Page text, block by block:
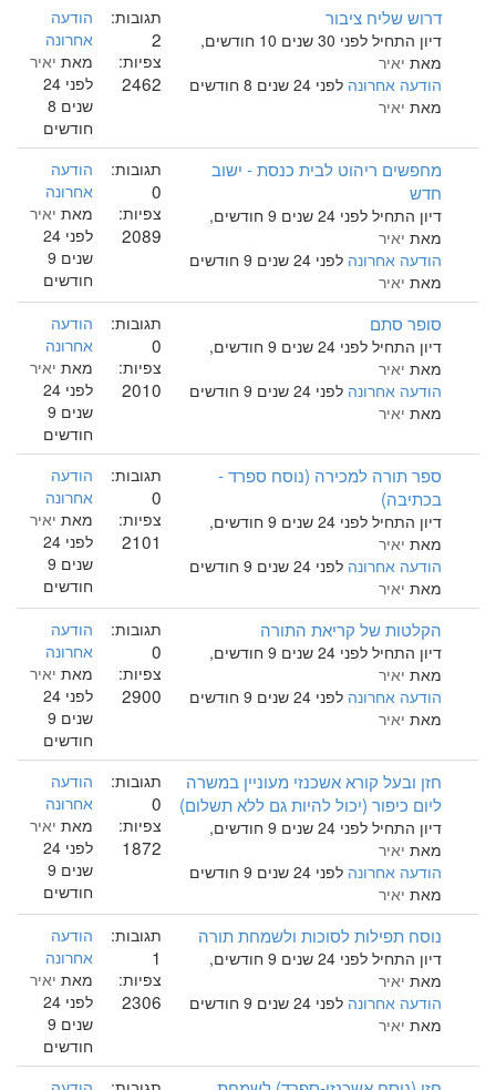
דרוש שליח ציבור
דיון התחיל לפני 30 שנים 10 חודשים,
מאת יאיר
הודעה אחרונה לפני 24 שנים 8 חודשים
מאת יאיר
תגובות:
2
צפיות:
2462
הודעה
אחרונה
מאת יאיר
לפני 24
שנים 8
חודשים
מחפשים ריהוט לבית כנסת - ישוב
חדש
דיון התחיל לפני 24 שנים 9 חודשים,
מאת יאיר
הודעה אחרונה לפני 24 שנים 9 חודשים
מאת יאיר
תגובות:
0
צפיות:
2089
הודעה
אחרונה
מאת יאיר
לפני 24
שנים 9
חודשים
סופר סתם
דיון התחיל לפני 24 שנים 9 חודשים,
מאת יאיר
הודעה אחרונה לפני 24 שנים 9 חודשים
מאת יאיר
תגובות:
0
צפיות:
2010
הודעה
אחרונה
מאת יאיר
לפני 24
שנים 9
חודשים
ספר תורה למכירה (נוסח ספרד -
בכתיבה)
דיון התחיל לפני 24 שנים 9 חודשים,
מאת יאיר
הודעה אחרונה לפני 24 שנים 9 חודשים
מאת יאיר
תגובות:
0
צפיות:
2101
הודעה
אחרונה
מאת יאיר
לפני 24
שנים 9
חודשים
הקלטות של קריאת התורה
דיון התחיל לפני 24 שנים 9 חודשים,
מאת יאיר
הודעה אחרונה לפני 24 שנים 9 חודשים
מאת יאיר
תגובות:
0
צפיות:
2900
הודעה
אחרונה
מאת יאיר
לפני 24
שנים 9
חודשים
חזן ובעל קורא אשכנזי מעוניין במשרה
ליום כיפור (יכול להיות גם ללא תשלום)
דיון התחיל לפני 24 שנים 9 חודשים,
מאת יאיר
הודעה אחרונה לפני 24 שנים 9 חודשים
מאת יאיר
תגובות:
0
צפיות:
1872
הודעה
אחרונה
מאת יאיר
לפני 24
שנים 9
חודשים
נוסח תפילות לסוכות ולשמחת תורה
דיון התחיל לפני 24 שנים 9 חודשים,
מאת יאיר
הודעה אחרונה לפני 24 שנים 9 חודשים
מאת יאיר
תגובות:
1
צפיות:
2306
הודעה
אחרונה
מאת יאיר
לפני 24
שנים 9
חודשים